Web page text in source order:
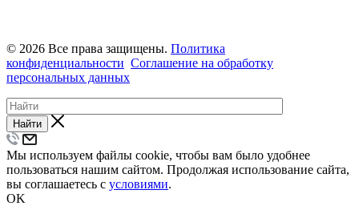
© 2026 Все права защищены. Политика
конфиденциальности Соглашение на обработку
персональных данных
Найти
Мы используем файлы cookie, чтобы вам было удобнее
пользоваться нашим сайтом. Продолжая использование сайта,
вы соглашаетесь с условиями.
OK